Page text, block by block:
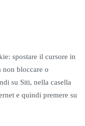
spostare il cursore in
non bloccare o
su Siti, nella casella
e quindi premere su